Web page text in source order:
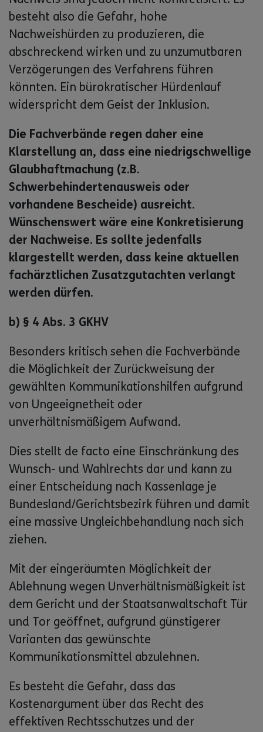
besteht also die Gefahr, hohe
Nachweishürden zu produzieren, die
abschreckend wirken und zu unzumutbaren
Verzögerungen des Verfahrens führen
könnten. Ein bürokratischer Hürdenlauf
widerspricht dem Geist der Inklusion.
Die Fachverbände regen daher eine
Klarstellung an, dass eine niedrigschwellige
Glaubhaftmachung (z.B.
Schwerbehindertenausweis oder
vorhandene Bescheide) ausreicht.
Wünschenswert wäre eine Konkretisierung
der Nachweise. Es sollte jedenfalls
klargestellt werden, dass keine aktuellen
fachärztlichen Zusatzgutachten verlangt
werden dürfen.
b) § 4 Abs. 3 GKHV
Besonders kritisch sehen die Fachverbände
die Möglichkeit der Zurückweisung der
gewählten Kommunikationshilfen aufgrund
von Ungeeignetheit oder
unverhältnismäßigem Aufwand.
Dies stellt de facto eine Einschränkung des
Wunsch- und Wahlrechts dar und kann zu
einer Entscheidung nach Kassenlage je
Bundesland/Gerichtsbezirk führen und damit
eine massive Ungleichbehandlung nach sich
ziehen.
Mit der eingeräumten Möglichkeit der
Ablehnung wegen Unverhältnismäßigkeit ist
dem Gericht und der Staatsanwaltschaft Tür
und Tor geöffnet, aufgrund günstigerer
Varianten das gewünschte
Kommunikationsmittel abzulehnen.
Es besteht die Gefahr, dass das
Kostenargument über das Recht des
effektiven Rechtsschutzes und der